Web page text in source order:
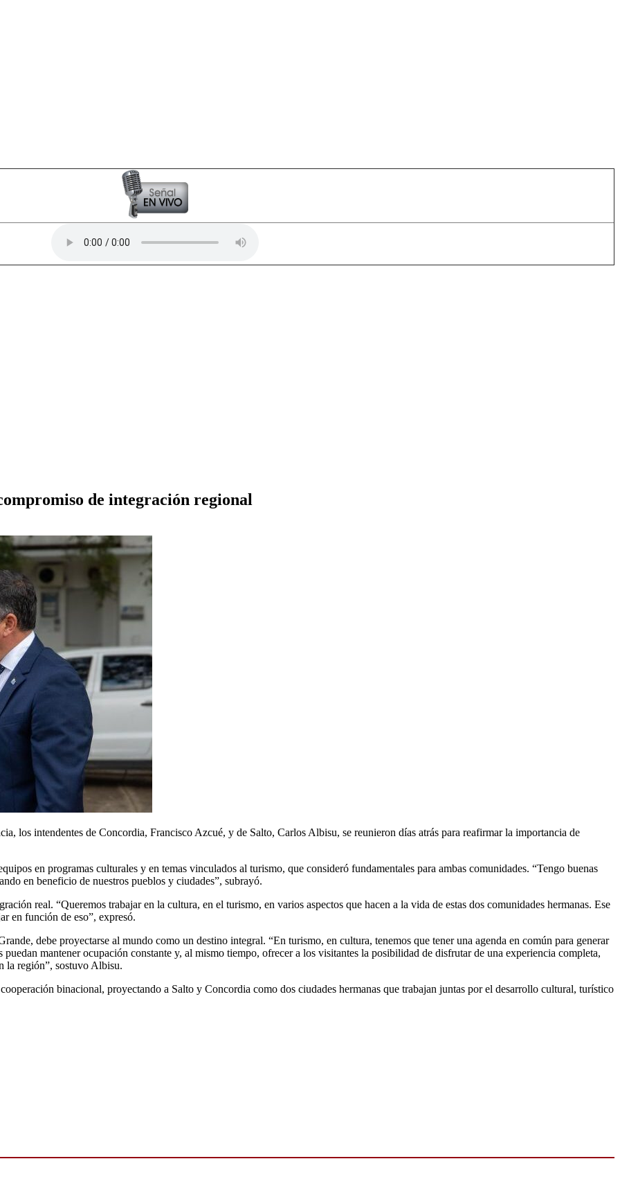
de integración regional
los intendentes de Concordia, Francisco Azcué, y de Salto, Carlos Albisu, se reunieron días atrás para reafirmar la importancia de
en programas culturales y en temas vinculados al turismo, que consideró fundamentales para ambas comunidades. “Tengo buenas
en beneficio de nuestros pueblos y ciudades”, subrayó.
real. “Queremos trabajar en la cultura, en el turismo, en varios aspectos que hacen a la vida de estas dos comunidades hermanas. Ese
en función de eso”, expresó.
debe proyectarse al mundo como un destino integral. “En turismo, en cultura, tenemos que tener una agenda en común para generar
mantener ocupación constante y, al mismo tiempo, ofrecer a los visitantes la posibilidad de disfrutar de una experiencia completa,
la región”, sostuvo Albisu.
binacional, proyectando a Salto y Concordia como dos ciudades hermanas que trabajan juntas por el desarrollo cultural, turístico